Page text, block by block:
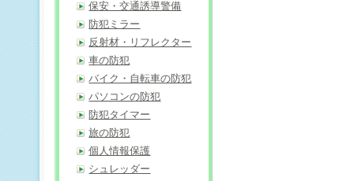
保安・交通誘導警備
防犯ミラー
反射材・リフレクター
車の防犯
バイク・自転車の防犯
パソコンの防犯
防犯タイマー
旅の防犯
個人情報保護
シュレッダー